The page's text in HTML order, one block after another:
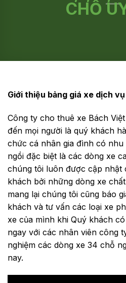
Giới thiệu bảng giá xe dịch
Công ty cho thuê xe Bách
đến mọi người là quý khách
chức cá nhân gia đình có
ngồi đặc biệt là các dòng xe
chúng tôi luôn được cập nhật
khách bởi những dòng xe
mang lại chúng tôi cũng báo
khách và tư vấn các loại xe
xe của mình khi Quý khách
ngay với các nhân viên công
nghiệm các dòng xe 34 chỗ
nay.